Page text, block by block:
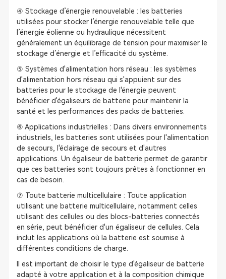
④ Stockage d’énergie renouvelable : les batteries
utilisées pour stocker l’énergie renouvelable telle que
l’énergie éolienne ou hydraulique nécessitent
généralement un équilibrage de tension pour maximiser le
stockage d’énergie et l’efficacité du système.
⑤ Systèmes d'alimentation hors réseau : les systèmes
d'alimentation hors réseau qui s'appuient sur des
batteries pour le stockage de l'énergie peuvent
bénéficier d'égaliseurs de batterie pour maintenir la
santé et les performances des packs de batteries.
⑥ Applications industrielles : Dans divers environnements
industriels, les batteries sont utilisées pour l'alimentation
de secours, l'éclairage de secours et d'autres
applications. Un égaliseur de batterie permet de garantir
que ces batteries sont toujours prêtes à fonctionner en
cas de besoin.
⑦ Toute batterie multicellulaire : Toute application
utilisant une batterie multicellulaire, notamment celles
utilisant des cellules ou des blocs-batteries connectés
en série, peut bénéficier d'un égaliseur de cellules. Cela
inclut les applications où la batterie est soumise à
différentes conditions de charge.
Il est important de choisir le type d'égaliseur de batterie
adapté à votre application et à la composition chimique